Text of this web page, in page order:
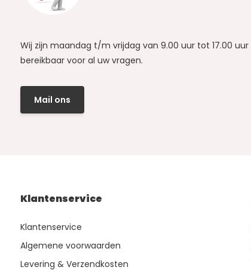
Wij zijn maandag t/m vrijdag van 9.00 uur tot 17.00 uur
bereikbaar voor al uw vragen.
Mail ons
Klantenservice
Klantenservice
Algemene voorwaarden
Levering & Verzendkosten